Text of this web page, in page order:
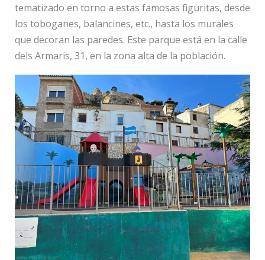
tematizado en torno a estas famosas figuritas, desde
los toboganes, balancines, etc., hasta los murales
que decoran las paredes. Este parque está en la calle
dels Armaris, 31, en la zona alta de la población.